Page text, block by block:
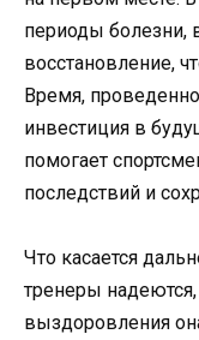
периоды болезни,
восстановление,
Время,
инвестиция в
помогает
последствий и
Что касается
тренеры
выздоровления